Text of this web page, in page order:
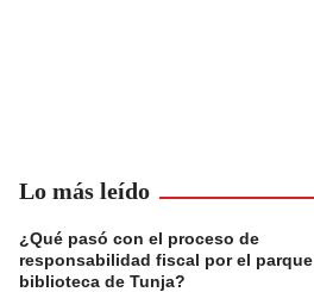
Lo más leído
¿Qué pasó con el proceso de
responsabilidad fiscal por el parque
biblioteca de Tunja?